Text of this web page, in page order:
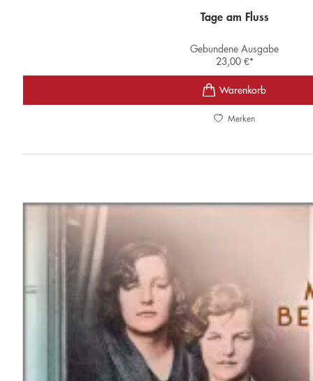
Tage am Fluss
Gebundene Ausgabe
23,00 €*
Merken